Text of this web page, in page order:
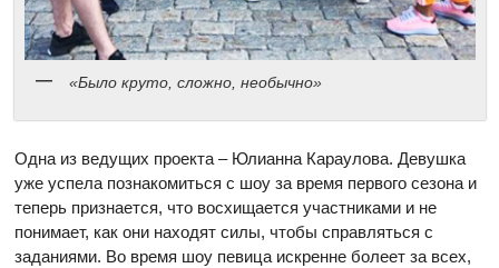
«Было круто, сложно, необычно»
Одна из ведущих проекта – Юлианна Караулова. Девушка
уже успела познакомиться с шоу за время первого сезона и
теперь признается, что восхищается участниками и не
понимает, как они находят силы, чтобы справляться с
заданиями. Во время шоу певица искренне болеет за всех,